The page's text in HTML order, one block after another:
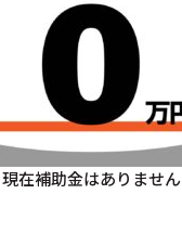
現在補助金はありません